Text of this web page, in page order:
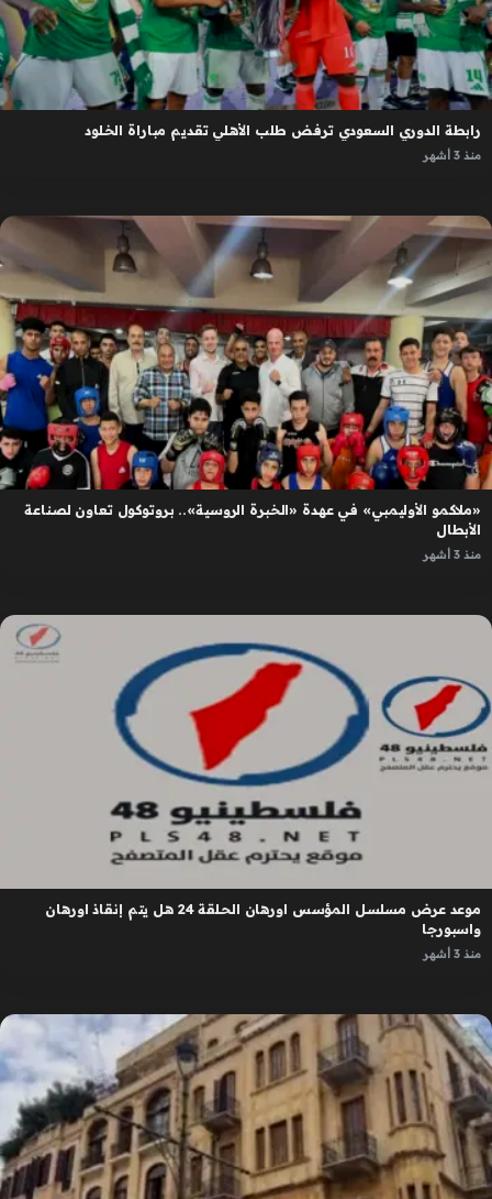
رابطة الدوري السعودي ترفض طلب الأهلي تقديم مباراة الخلود
منذ 3 أشهر
«ملاكمو الأوليمبي» في عهدة «الخبرة الروسية».. بروتوكول تعاون لصناعة
الأبطال
منذ 3 أشهر
موعد عرض مسلسل المؤسس اورهان الحلقة 24 هل يتم إنقاذ اورهان
واسبورجا
منذ 3 أشهر